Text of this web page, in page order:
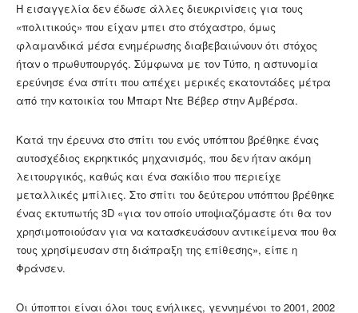
Η εισαγγελία δεν έδωσε άλλες διευκρινίσεις για τους
«πολιτικούς» που είχαν μπει στο στόχαστρο, όμως
φλαμανδικά μέσα ενημέρωσης διαβεβαιώνουν ότι στόχος
ήταν ο πρωθυπουργός. Σύμφωνα με τον Τύπο, η αστυνομία
ερεύνησε ένα σπίτι που απέχει μερικές εκατοντάδες μέτρα
από την κατοικία του Μπαρτ Ντε Βέβερ στην Αμβέρσα.
Κατά την έρευνα στο σπίτι του ενός υπόπτου βρέθηκε ένας
αυτοσχέδιος εκρηκτικός μηχανισμός, που δεν ήταν ακόμη
λειτουργικός, καθώς και ένα σακίδιο που περιείχε
μεταλλικές μπίλιες. Στο σπίτι του δεύτερου υπόπτου βρέθηκε
ένας εκτυπωτής 3D «για τον οποίο υποψιαζόμαστε ότι θα τον
χρησιμοποιούσαν για να κατασκευάσουν αντικείμενα που θα
τους χρησίμευσαν στη διάπραξη της επίθεσης», είπε η
Φράνσεν.
Οι ύποπτοι είναι όλοι τους ενήλικες, γεννημένοι το 2001, 2002